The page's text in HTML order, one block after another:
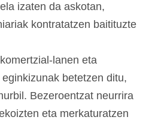
izaten da askotan,
kontratatzen baitituzte
lanen eta
betetzen ditu,
Bezeroentzat neurrira
eta merkaturatzen